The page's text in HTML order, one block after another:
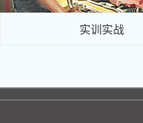
实训实战